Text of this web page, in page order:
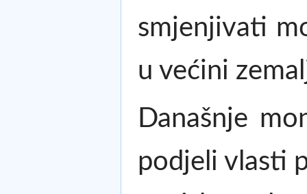
smjenjivati
u većini
Današnje
podjeli vlasti